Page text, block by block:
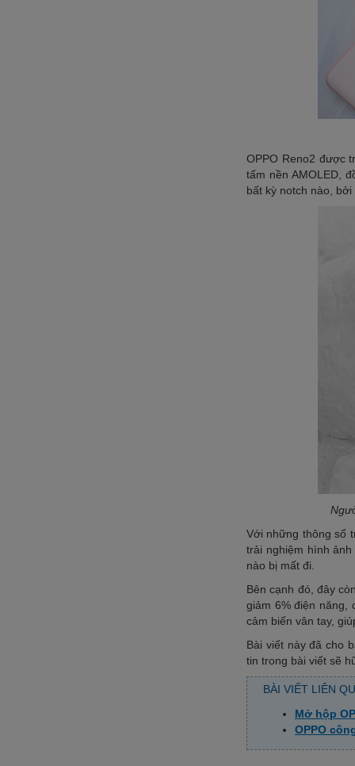
OPPO Reno2 được
tấm nền AMOLED,
bất kỳ notch nào,
Với những thông số
trải nghiệm hình
nào bị mất đi.
Bên cạnh đó, đây
giảm 6% điện năng,
cảm biến vân tay,
Bài viết này đã cho
tin trong bài viết sẽ
BÀI VIẾT LIÊN
Mở hộp
OPPO